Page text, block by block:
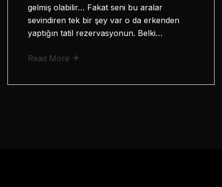
gelmiş olabilir… Fakat seni bu aralar
sevindiren tek bir şey var o da erkenden
yaptığın tatil rezervasyonun. Belki…
Read More